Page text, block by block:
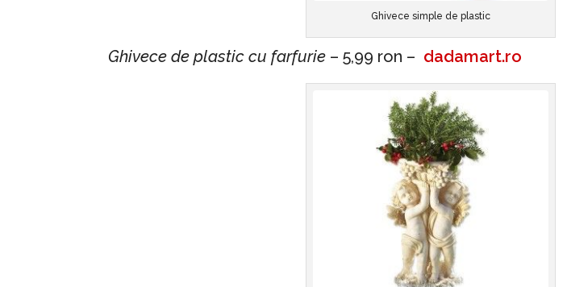
Ghivece simple de plastic
Ghivece de plastic cu farfurie – 5,99 ron – dadamart.ro